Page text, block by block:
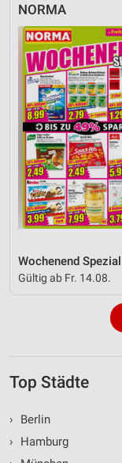
NORMA
Wochenend Spezial
Gültig ab Fr. 14.08.
Top Städte
›
Berlin
›
Hamburg